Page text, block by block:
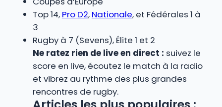
Top 14, Pro D2, Nationale, et Fédérales 1 à
3
Rugby à 7 (Sevens), Élite 1 et 2
Ne ratez rien de live en direct : suivez le
score en live, écoutez le match à la radio
et vibrez au rythme des plus grandes
rencontres de rugby.